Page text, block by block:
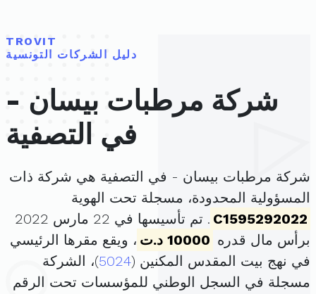
TROVIT
دليل الشركات التونسية
شركة مرطبات بيسان -
في التصفية
شركة مرطبات بيسان - في التصفية هي شركة ذات
المسؤولية المحدودة، مسجلة تحت الهوية
C1595292022
. تم تأسيسها في 22 مارس 2022
برأس مال قدره 10000 د.ت
، ويقع مقرها الرئيسي
في نهج بيت المقدس المكنين (5024)، الشركة
مسجلة في السجل الوطني للمؤسسات تحت الرقم